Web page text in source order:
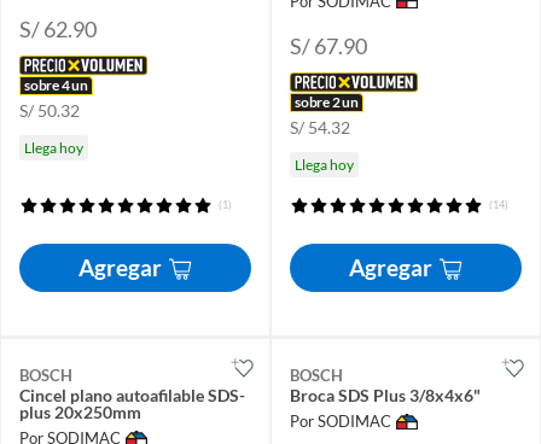
S/ 62.90
sobre 4 un
S/ 50.32
Llega hoy
(1)
Agregar
S/ 67.90
sobre 2 un
S/ 54.32
Llega hoy
(14)
Agregar
BOSCH
Cincel plano autoafilable SDS-
plus 20x250mm
Por SODIMAC
BOSCH
Broca SDS Plus 3/8x4x6"
Por SODIMAC